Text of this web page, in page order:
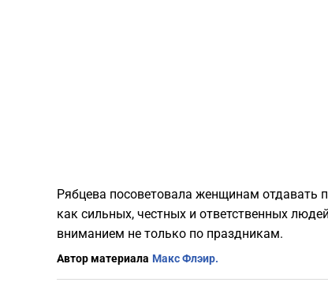
Рябцева посоветовала женщинам отдавать
как сильных, честных и ответственных
вниманием не только по праздникам.
Автор материала Макс Флэир.